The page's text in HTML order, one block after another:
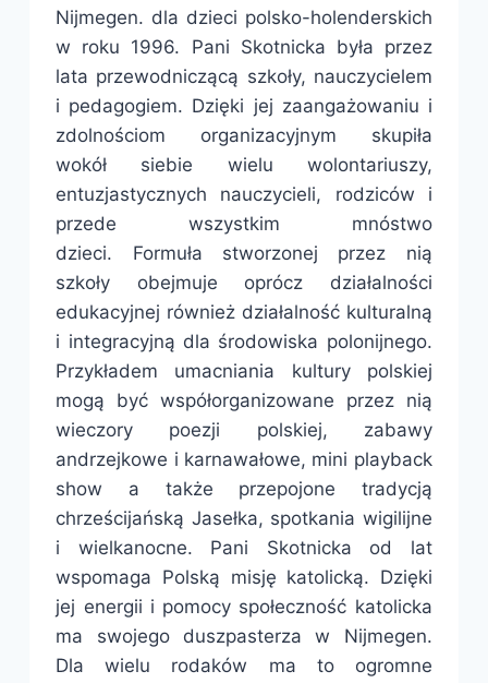
Nijmegen. dla dzieci polsko-holenderskich
w roku 1996. Pani Skotnicka była przez
lata przewodniczącą szkoły, nauczycielem
i pedagogiem. Dzięki jej zaangażowaniu i
zdolnościom organizacyjnym skupiła
wokół siebie wielu wolontariuszy,
entuzjastycznych nauczycieli, rodziców i
przede wszystkim mnóstwo
dzieci. Formuła stworzonej przez nią
szkoły obejmuje oprócz działalności
edukacyjnej również działalność kulturalną
i integracyjną dla środowiska polonijnego.
Przykładem umacniania kultury polskiej
mogą być współorganizowane przez nią
wieczory poezji polskiej, zabawy
andrzejkowe i karnawałowe, mini playback
show a także przepojone tradycją
chrześcijańską Jasełka, spotkania wigilijne
i wielkanocne. Pani Skotnicka od lat
wspomaga Polską misję katolicką. Dzięki
jej energii i pomocy społeczność katolicka
ma swojego duszpasterza w Nijmegen.
Dla wielu rodaków ma to ogromne